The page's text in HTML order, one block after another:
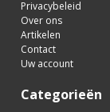
Privacybeleid
Over ons
Artikelen
Contact
Uw account
Categorieën